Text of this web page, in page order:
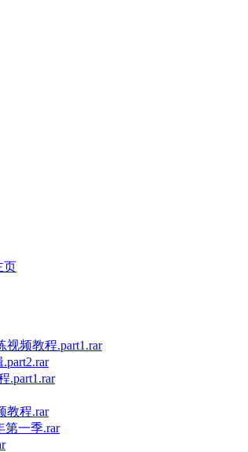
页
视频教程.part1.rar
.part1.rar
教程.rar
第一季.rar